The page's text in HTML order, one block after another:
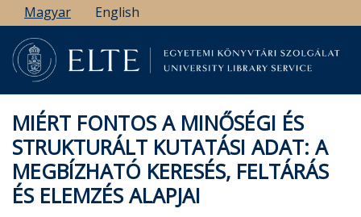
Ugrás
a
tartalomra
Magyar English
MIÉRT FONTOS A MINŐSÉGI ÉS
STRUKTURÁLT KUTATÁSI ADAT: A
MEGBÍZHATÓ KERESÉS, FELTÁRÁS
ÉS ELEMZÉS ALAPJAI